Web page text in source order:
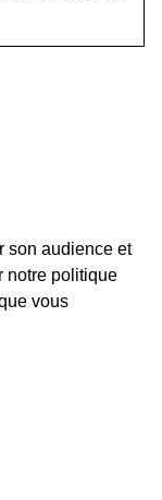
son audience et
notre politique
vous